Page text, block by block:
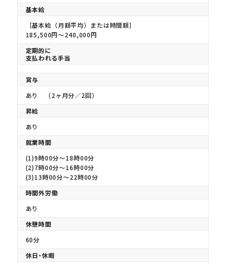
基本給
［基本給（月額平均）または時間額］
185,500円〜240,000円
定期的に
支払われる手当
賞与
あり （2ヶ月分／2回）
昇給
あり
就業時間
(1)9時00分〜18時00分
(2)7時00分〜16時00分
(3)13時00分〜22時00分
時間外労働
あり
休憩時間
60分
休日・休暇